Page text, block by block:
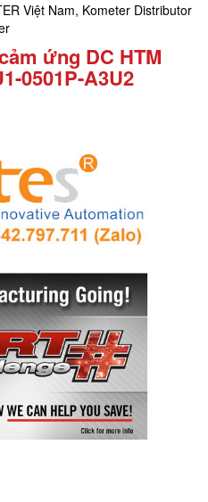
Việt Nam, Kometer Distributor
ứng DC HTM
0501P-A3U2